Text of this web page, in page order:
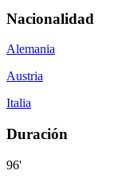
Nacionalidad
Alemania
Austria
Italia
Duración
96'